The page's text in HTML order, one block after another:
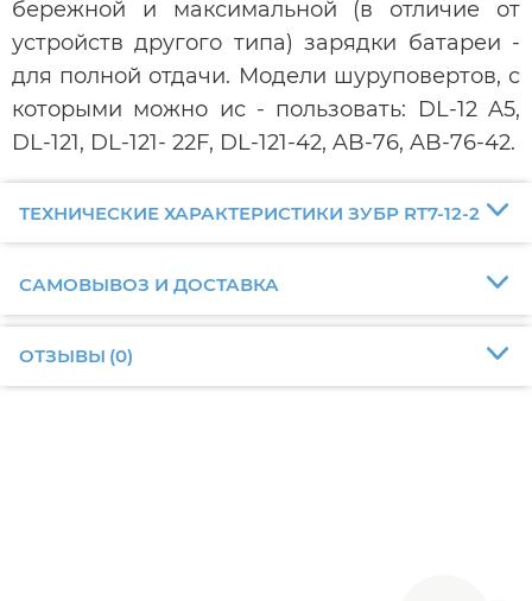
бережной и максимальной (в отличие от
устройств другого типа) зарядки батареи -
для полной отдачи. Модели шуруповертов, с
которыми можно ис - пользовать: DL-12 A5,
DL-121, DL-121- 22F, DL-121-42, AB-76, AB-76-42.
ТЕХНИЧЕСКИЕ ХАРАКТЕРИСТИКИ ЗУБР RT7-12-2
САМОВЫВОЗ И ДОСТАВКА
ОТЗЫВЫ (0)